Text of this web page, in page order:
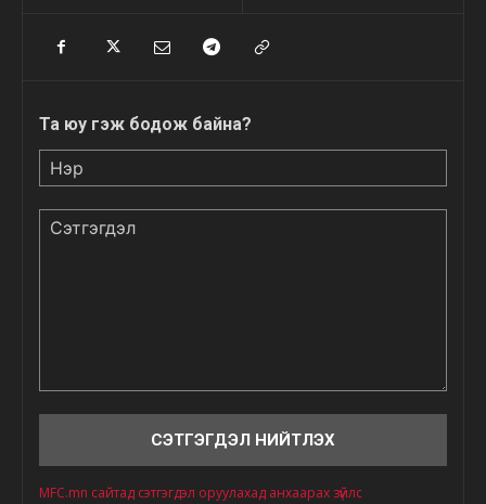
Та юу гэж бодож байна?
MFC.mn сайтад сэтгэгдэл оруулахад анхаарах зүйлс